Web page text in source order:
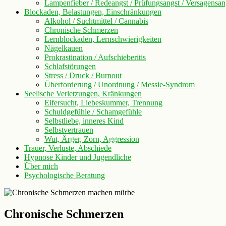
Lampenfieber / Redeangst / Prüfungsangst /
Blockaden, Belastungen, Einschränkungen
Alkohol / Suchtmittel / Cannabis
Chronische Schmerzen
Lernblockaden, Lernschwierigkeiten
Nägelkauen
Prokrastination / Aufschieberitis
Schlafstörungen
Stress / Druck / Burnout
Überforderung / Unordnung / Messie-Syndrom
Seelische Verletzungen, Kränkungen
Eifersucht, Liebeskummer, Trennung
Schuldgefühle / Schamgefühle
Selbstliebe, inneres Kind
Selbstvertrauen
Wut, Ärger, Zorn, Aggression
Trauer, Verluste, Abschiede
Hypnose Kinder und Jugendliche
Über mich
Psychologische Beratung
Chronische Schmerzen